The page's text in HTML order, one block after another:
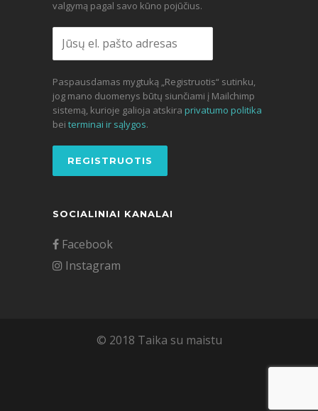
valgymą pagal savo kūno pojūčius.
Paspausdamas mygtuką „Registruotis“ sutinku,
jog mano duomenys būtų siunčiami į Mailchimp
sistemą, kurioje galioja atskira privatumo politika
bei terminai ir sąlygos.
SOCIALINIAI KANALAI
Facebook
Instagram
© 2018 Taika su maistu